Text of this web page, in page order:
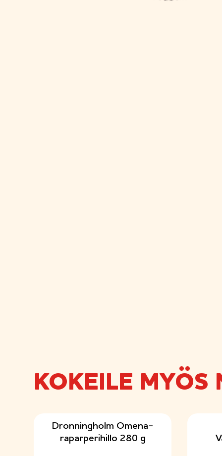
KOKEILE MYÖS
Dronningholm Omena-
raparperihillo 280 g